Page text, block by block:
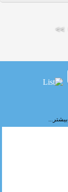
>>
بیشتر...